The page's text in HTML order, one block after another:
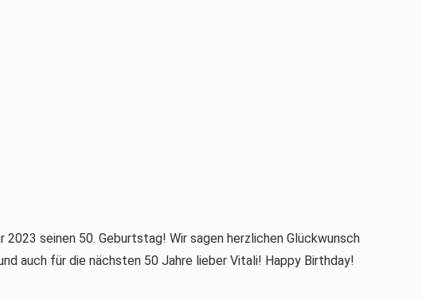
seinen 50. Geburtstag! Wir sagen herzlichen Glückwunsch
auch für die nächsten 50 Jahre lieber Vitali! Happy Birthday!